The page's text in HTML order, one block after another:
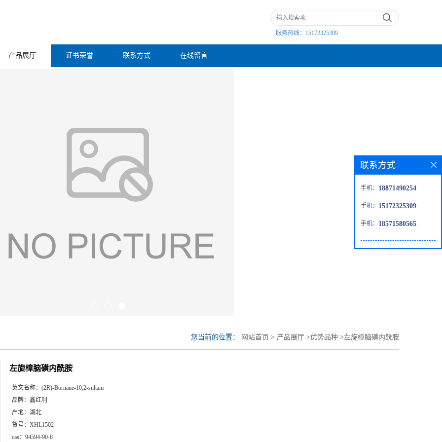
服务热线： 15172325309
产品展厅 证书荣誉 联系方式 在线留言
您当前的位置： 网站首页 > 产品展厅 >优势品种 >左旋樟脑磺内酰胺
左旋樟脑磺内酰胺
英文名称： (2R)-Bornane-10,2-sultam
品牌： 鑫红利
产地： 湖北
货号： XHL1502
cas： 94594-90-8
联系方式
手机： 18871490254
手机： 15172325309
手机： 18571580565